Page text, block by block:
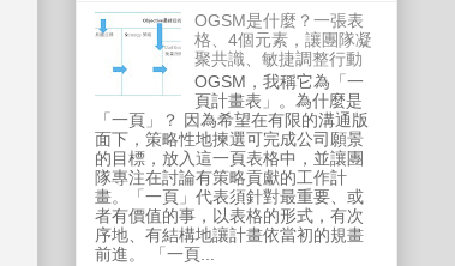
OGSM是什麼？一張表
格、4個元素，讓團隊凝
聚共識、敏捷調整行動
OGSM，我稱它為「一
頁計畫表」。為什麼是
「一頁」？ 因為希望在有限的溝通版
面下，策略性地揀選可完成公司願景
的目標，放入這一頁表格中，並讓團
隊專注在討論有策略貢獻的工作計
畫。「一頁」代表須針對最重要、或
者有價值的事，以表格的形式，有次
序地、有結構地讓計畫依當初的規畫
前進。 「一頁...